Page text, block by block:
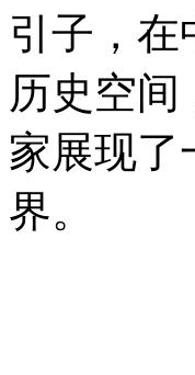
引子，在
历史空
家展现了
界。